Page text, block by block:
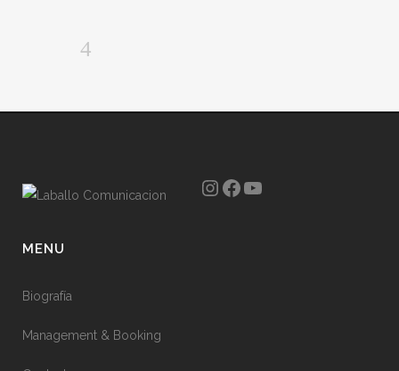
Instagram
Facebook
YouTube
MENU
Biografía
Management & Booking